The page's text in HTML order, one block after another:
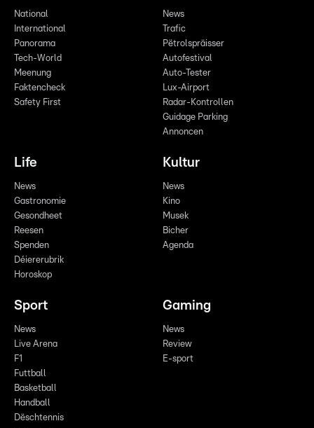
National
International
Panorama
Tech-World
Meenung
Faktencheck
Safety First
News
Trafic
Pëtrolspräisser
Autofestival
Auto-Tester
Lux-Airport
Radar-Kontrollen
Guidage Parking
Annoncen
Life
News
Gastronomie
Gesondheet
Reesen
Spenden
Déiererubrik
Horoskop
Kultur
News
Kino
Musek
Bicher
Agenda
Sport
News
Live Arena
F1
Futtball
Basketball
Handball
Dëschtennis
Gaming
News
Review
E-sport